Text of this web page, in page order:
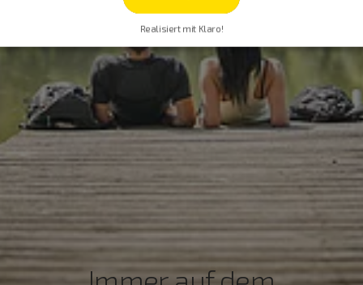
Realisiert mit Klaro!